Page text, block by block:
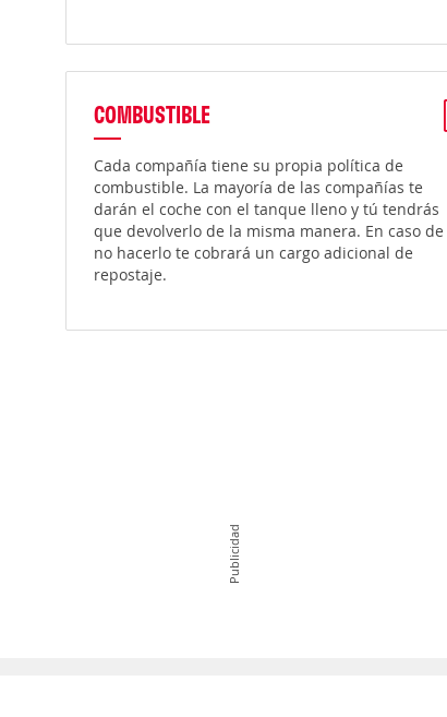
COMBUSTIBLE
Cada compañía tiene su propia política de
combustible. La mayoría de las compañías te
darán el coche con el tanque lleno y tú tendrás
que devolverlo de la misma manera. En caso de
no hacerlo te cobrará un cargo adicional de
repostaje.
Publicidad